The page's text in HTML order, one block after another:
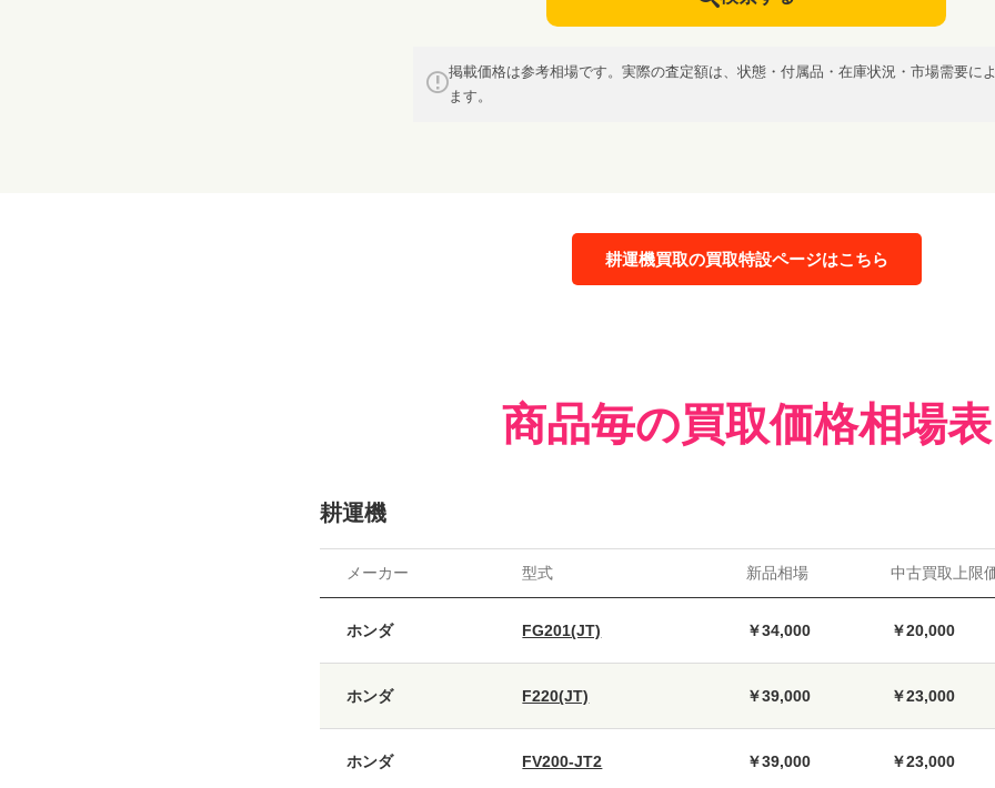
掲載価格は参考相場です。実際の査定額は、状態・付属品・在庫状況・市場需要に
ます。
耕運機買取の買取特設ページはこちら
商品毎の買取価格相場表
耕運機
メーカー 型式 新品相場 中古買取上限
ホンダ FG201(JT) ￥34,000 ￥20,000
ホンダ F220(JT) ￥39,000 ￥23,000
ホンダ FV200-JT2 ￥39,000 ￥23,000